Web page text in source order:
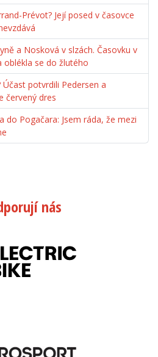
Prévot? Její posed v časovce
a Nosková v slzách. Časovku v
oblékla se do žlutého
potvrdili Pedersen a
červený dres
do Pogačara: Jsem ráda, že mezi
nás